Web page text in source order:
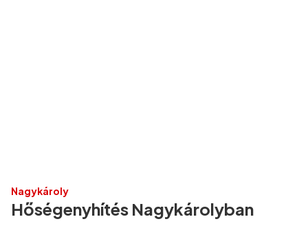
Nagykároly
Hőségenyhítés Nagykárolyban